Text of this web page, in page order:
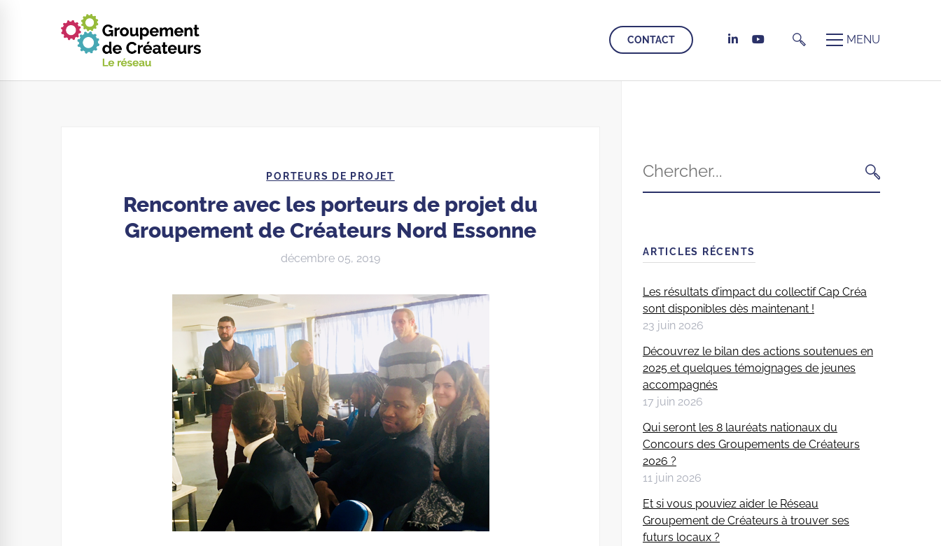
CONTACT
PORTEURS DE PROJET
Rencontre avec les porteurs de projet du
Groupement de Créateurs Nord Essonne
décembre 05, 2019
for:
CHERCHER
ARTICLES RÉCENTS
Les résultats d’impact du collectif Cap Créa
sont disponibles dès maintenant !
23 juin 2026
Découvrez le bilan des actions soutenues en
2025 et quelques témoignages de jeunes
accompagnés
17 juin 2026
Qui seront les 8 lauréats nationaux du
Concours des Groupements de Créateurs
2026 ?
11 juin 2026
Et si vous pouviez aider le Réseau
Groupement de Créateurs à trouver ses
futurs locaux ?